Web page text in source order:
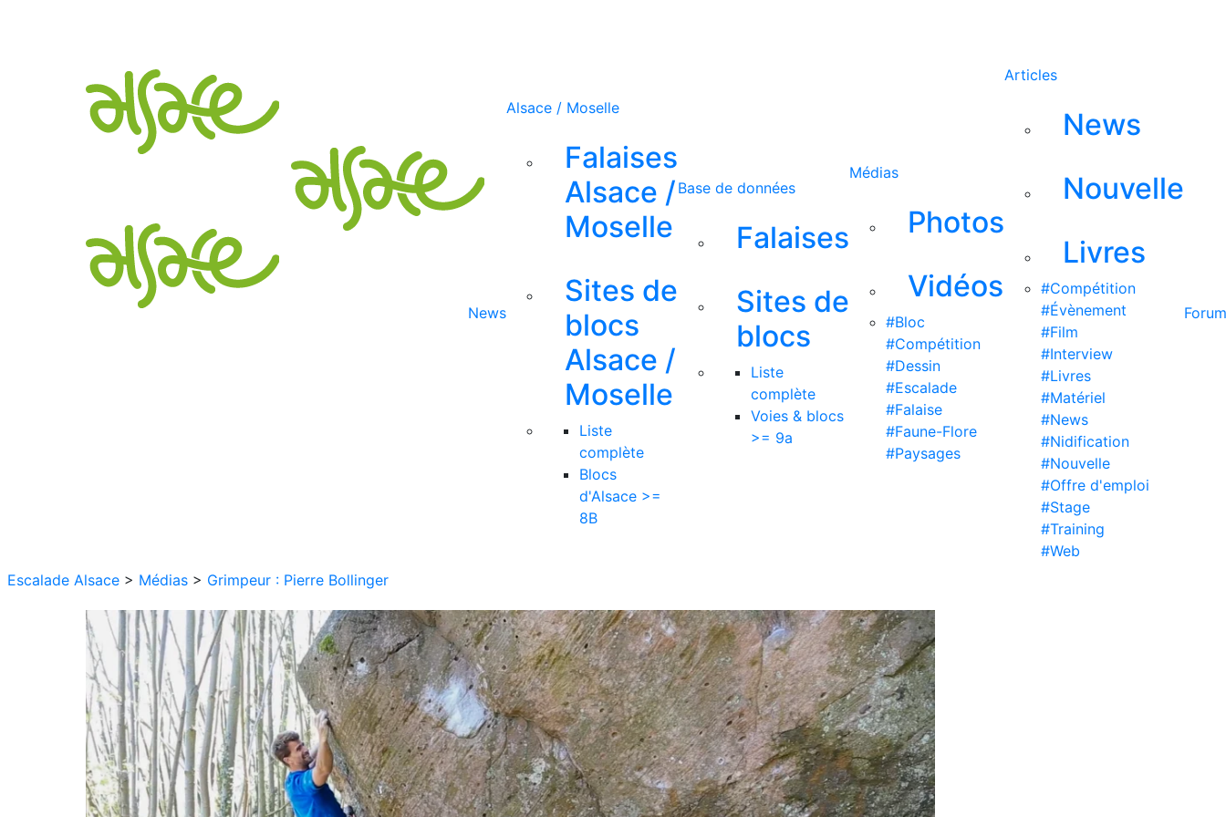
News
Alsace / Moselle
Falaises
Alsace /
Moselle
Sites de
blocs
Alsace /
Moselle
Liste
complète
Blocs
d'Alsace >=
8B
Base de données
Falaises
Sites de
blocs
Liste
complète
Voies & blocs
>= 9a
Médias
Photos
Vidéos
#Bloc
#Compétition
#Dessin
#Escalade
#Falaise
#Faune-Flore
#Paysages
Articles
News
Nouvelle
Livres
#Compétition
#Évènement
#Film
#Interview
#Livres
#Matériel
#News
#Nidification
#Nouvelle
#Offre d'emploi
#Stage
#Training
#Web
Forum
Escalade Alsace > Médias > Grimpeur : Pierre Bollinger